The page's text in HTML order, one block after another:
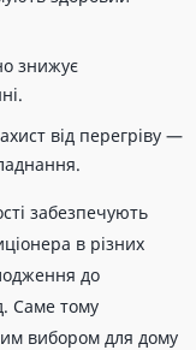
знижує
від перегріву —
забезпечують
в різних
до
Саме тому
вибором для дому